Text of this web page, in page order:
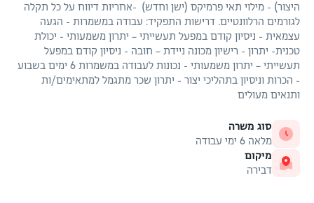
היצור) - מילוי תאי פרמיקס (ישן וחדש) -אחריות דיווח על כל תקלה
לגורמים הרלוונטיים. דרישות התפקיד: עבודה במשמרות - הגעה
עצמאית - ניסיון קודם במפעל תעשייתי – יתרון משמעותי - יכולת
טכנית- יתרון - רישיון מכונה ניידת – חובה - ניסיון קודם במפעל
תעשייתי – יתרון משמעותי - נכונות לעבודה במשמרות 6 ימים בשבוע
- הכרות וניסיון בתהליכי יצור - יתרון שכר מתגמל למתאימים/ות
ותנאים מעולים
סוג משרה
מלאה 6 ימי עבודה
מיקום
דבירה